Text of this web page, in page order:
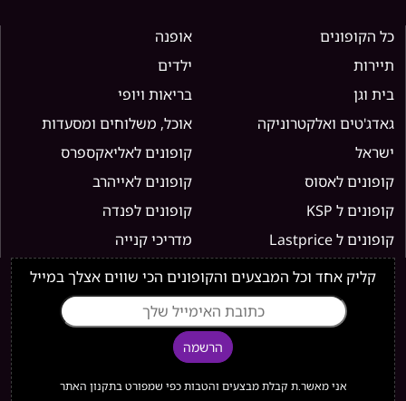
כל הקופונים
אופנה
תיירות
ילדים
בית וגן
בריאות ויופי
גאדג'טים ואלקטרוניקה
אוכל, משלוחים ומסעדות
ישראל
קופונים לאליאקספרס
קופונים לאסוס
קופונים לאייהרב
קופונים ל KSP
קופונים לפנדה
קופונים ל Lastprice
מדריכי קנייה
קליק אחד וכל המבצעים והקופונים הכי שווים אצלך במייל
הרשמה
אני מאשר.ת קבלת מבצעים והטבות כפי שמפורט בתקנון האתר